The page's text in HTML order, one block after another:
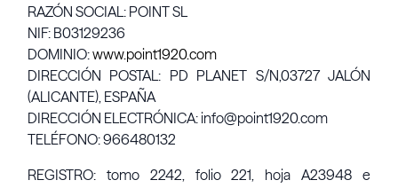
RAZÓN SOCIAL: POINT SL
NIF: B03129236
DOMINIO:www.point1920.com
DIRECCIÓN POSTAL: PD PLANET S/N,03727 JALÓN
(ALICANTE), ESPAÑA
DIRECCIÓN ELECTRÓNICA: info@point1920.com
TELÉFONO: 966480132
REGISTRO: tomo 2242, folio 221, hoja A23948 e